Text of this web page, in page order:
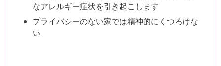
なアレルギー症状を引き起こします
プライバシーのない家では精神的にくつろげな
い